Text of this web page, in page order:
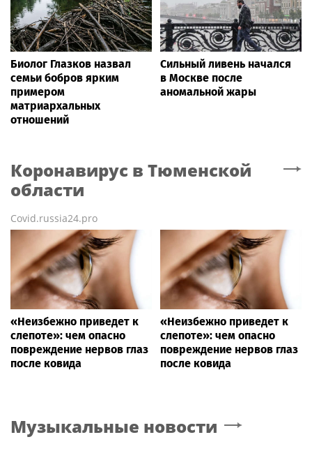
Биолог Глазков назвал
семьи бобров ярким
примером
матриархальных
отношений
Сильный ливень начался
в Москве после
аномальной жары
Коронавирус в Тюменской
области
Covid.russia24.pro
«Неизбежно приведет к
слепоте»: чем опасно
повреждение нервов глаз
после ковида
«Неизбежно приведет к
слепоте»: чем опасно
повреждение нервов глаз
после ковида
Музыкальные новости